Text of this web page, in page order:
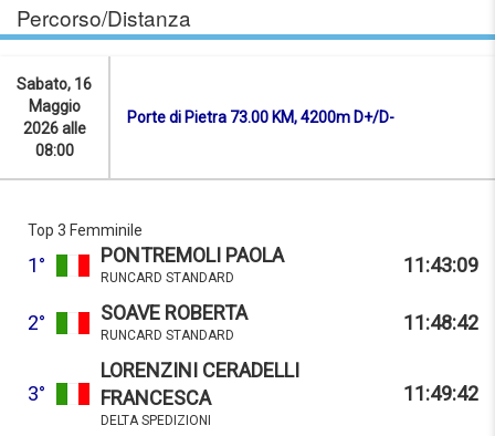
Percorso/Distanza
Sabato, 16
Maggio
2026 alle
08:00
Porte di Pietra 73.00 KM, 4200m D+/D-
Top 3 Femminile
1° PONTREMOLI PAOLA
RUNCARD STANDARD
11:43:09
2° SOAVE ROBERTA
RUNCARD STANDARD
11:48:42
3°
LORENZINI CERADELLI
FRANCESCA
DELTA SPEDIZIONI
11:49:42